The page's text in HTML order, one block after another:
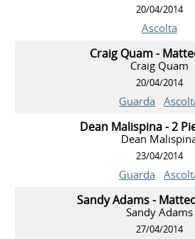
20/04/2014
Ascolta
Craig Quam -
Craig Quam
20/04/2014
Guarda
Dean Malispina - 2
Dean
23/04/2014
Guarda
Sandy Adams -
Sandy Adams
27/04/2014